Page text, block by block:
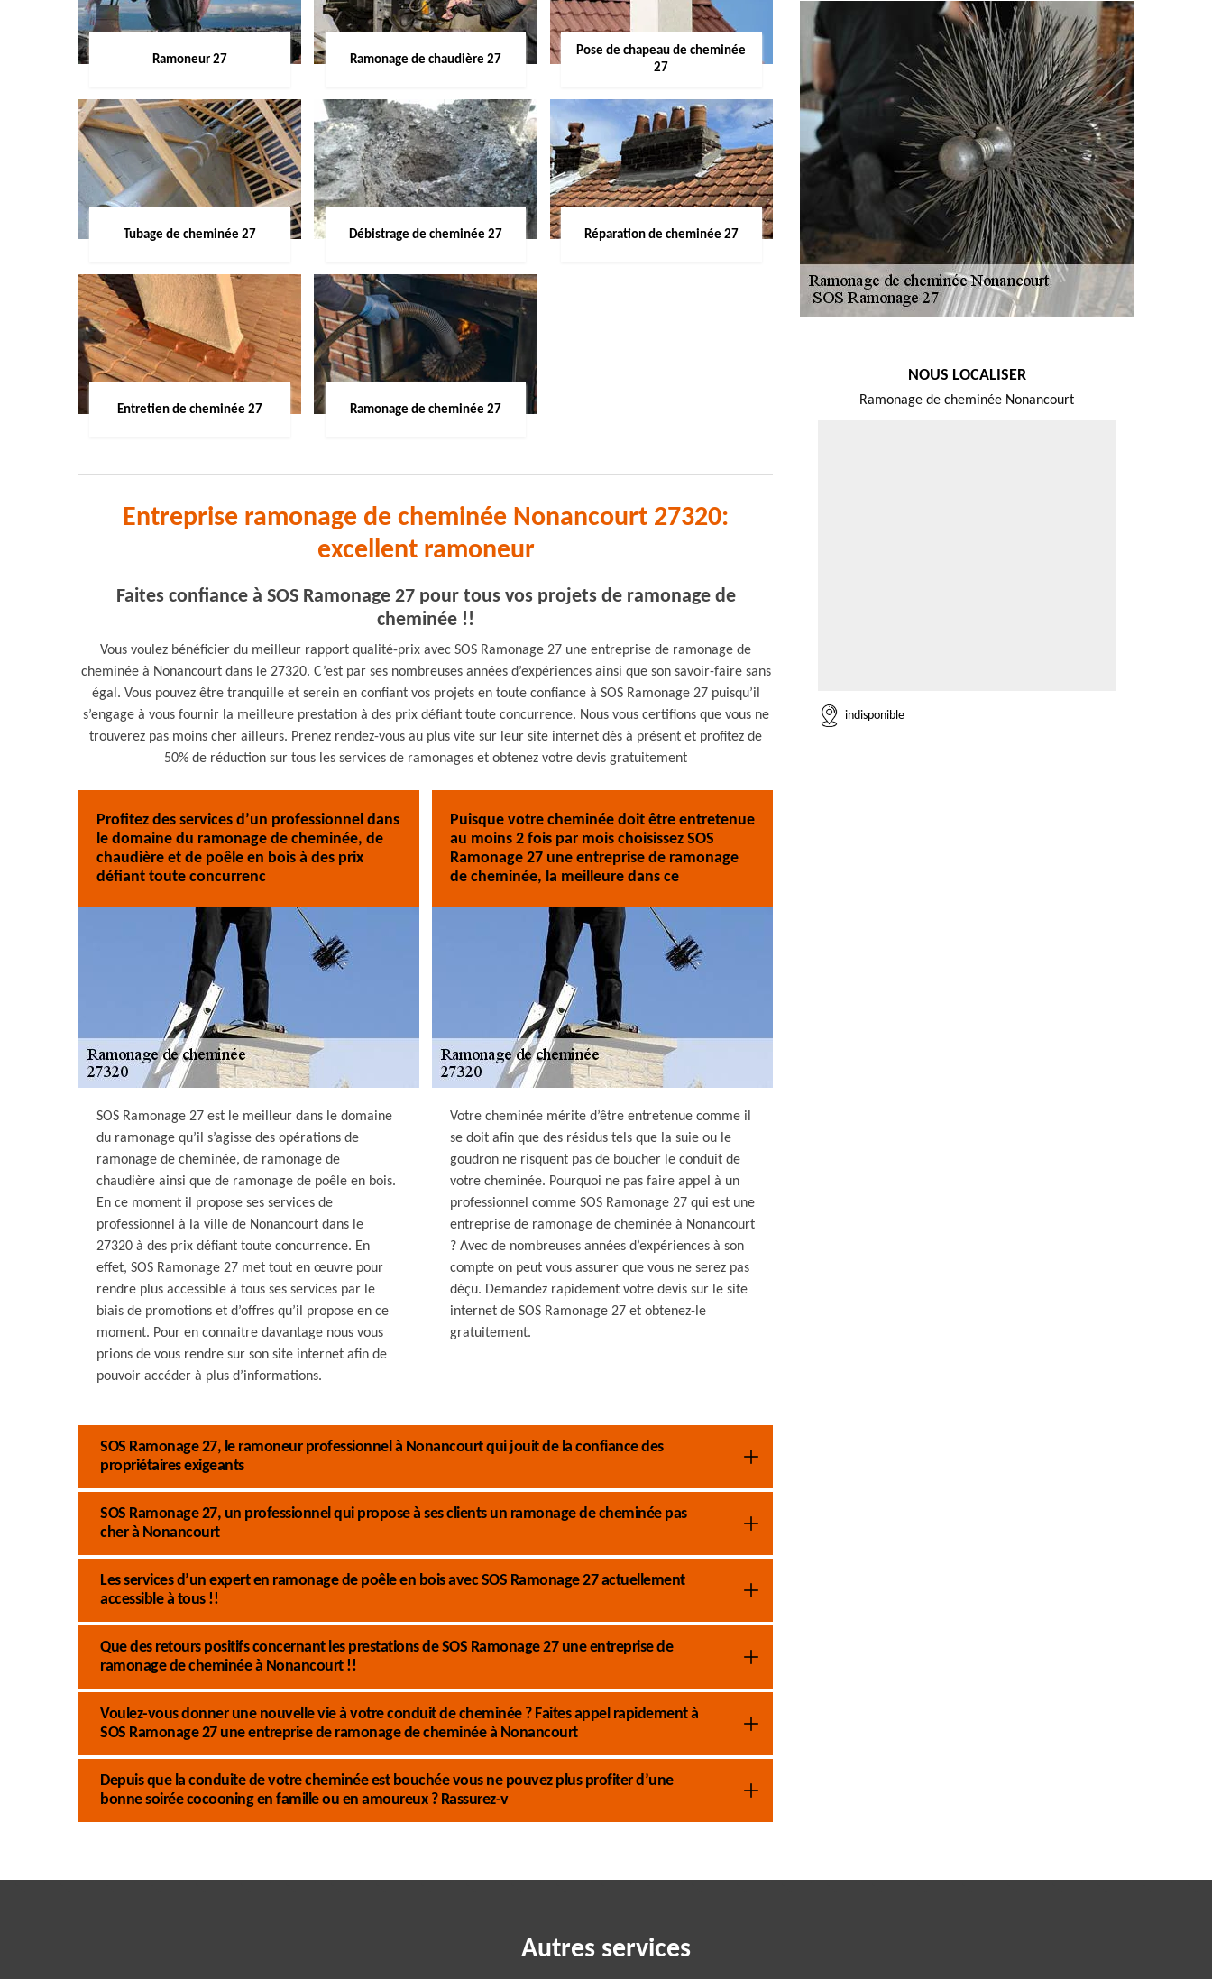
Ramoneur 27 Ramonage de chaudière 27
Pose de chapeau de cheminée
27
Tubage de cheminée 27 Débistrage de cheminée 27 Réparation de cheminée 27
Entretien de cheminée 27 Ramonage de cheminée 27
Entreprise ramonage de cheminée Nonancourt 27320:
excellent ramoneur
Faites confiance à SOS Ramonage 27 pour tous vos projets de ramonage de
cheminée !!
Vous voulez bénéficier du meilleur rapport qualité-prix avec SOS Ramonage 27 une entreprise de ramonage de
cheminée à Nonancourt dans le 27320. C’est par ses nombreuses années d’expériences ainsi que son savoir-faire sans
égal. Vous pouvez être tranquille et serein en confiant vos projets en toute confiance à SOS Ramonage 27 puisqu’il
s’engage à vous fournir la meilleure prestation à des prix défiant toute concurrence. Nous vous certifions que vous ne
trouverez pas moins cher ailleurs. Prenez rendez-vous au plus vite sur leur site internet dès à présent et profitez de
50% de réduction sur tous les services de ramonages et obtenez votre devis gratuitement
Profitez des services d’un professionnel dans
le domaine du ramonage de cheminée, de
chaudière et de poêle en bois à des prix
défiant toute concurrenc
SOS Ramonage 27 est le meilleur dans le domaine
du ramonage qu’il s’agisse des opérations de
ramonage de cheminée, de ramonage de
chaudière ainsi que de ramonage de poêle en bois.
En ce moment il propose ses services de
professionnel à la ville de Nonancourt dans le
27320 à des prix défiant toute concurrence. En
effet, SOS Ramonage 27 met tout en œuvre pour
rendre plus accessible à tous ses services par le
biais de promotions et d’offres qu’il propose en ce
moment. Pour en connaitre davantage nous vous
prions de vous rendre sur son site internet afin de
pouvoir accéder à plus d’informations.
Puisque votre cheminée doit être entretenue
au moins 2 fois par mois choisissez SOS
Ramonage 27 une entreprise de ramonage
de cheminée, la meilleure dans ce
Votre cheminée mérite d’être entretenue comme il
se doit afin que des résidus tels que la suie ou le
goudron ne risquent pas de boucher le conduit de
votre cheminée. Pourquoi ne pas faire appel à un
professionnel comme SOS Ramonage 27 qui est une
entreprise de ramonage de cheminée à Nonancourt
? Avec de nombreuses années d’expériences à son
compte on peut vous assurer que vous ne serez pas
déçu. Demandez rapidement votre devis sur le site
internet de SOS Ramonage 27 et obtenez-le
gratuitement.
SOS Ramonage 27, le ramoneur professionnel à Nonancourt qui jouit de la confiance des
propriétaires exigeants
SOS Ramonage 27, un professionnel qui propose à ses clients un ramonage de cheminée pas
cher à Nonancourt
Les services d’un expert en ramonage de poêle en bois avec SOS Ramonage 27 actuellement
accessible à tous !!
Que des retours positifs concernant les prestations de SOS Ramonage 27 une entreprise de
ramonage de cheminée à Nonancourt !!
Voulez-vous donner une nouvelle vie à votre conduit de cheminée ? Faites appel rapidement à
SOS Ramonage 27 une entreprise de ramonage de cheminée à Nonancourt
Depuis que la conduite de votre cheminée est bouchée vous ne pouvez plus profiter d’une
bonne soirée cocooning en famille ou en amoureux ? Rassurez-v
NOUS LOCALISER
Ramonage de cheminée Nonancourt
indisponible
Autres services